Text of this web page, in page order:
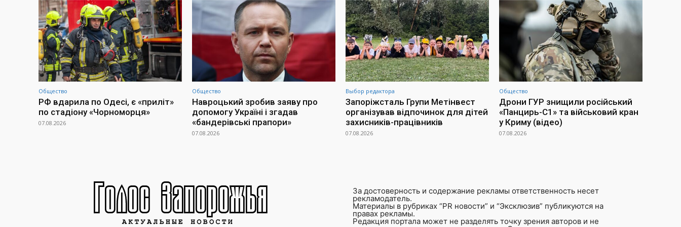
Общество
РФ вдарила по Одесі, є «приліт»
по стадіону «Чорноморця»
07.08.2026
Общество
Навроцький зробив заяву про
допомогу Україні і згадав
«бандерівські прапори»
07.08.2026
Выбор редактора
Запоріжсталь Групи Метінвест
організував відпочинок для дітей
захисників-працівників
07.08.2026
Общество
Дрони ГУР знищили російський
«Панцирь-С1» та військовий кран
у Криму (відео)
07.08.2026
За достоверность и содержание рекламы ответственность несет
рекламодатель.
Материалы в рубриках “PR новости” и “Эксклюзив” публикуются на
правах рекламы.
Редакция портала может не разделять точку зрения авторов и не